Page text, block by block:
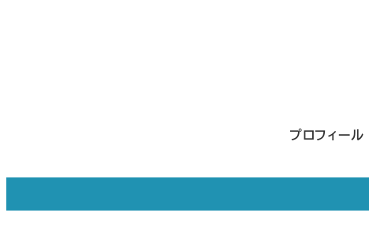
プロフィール